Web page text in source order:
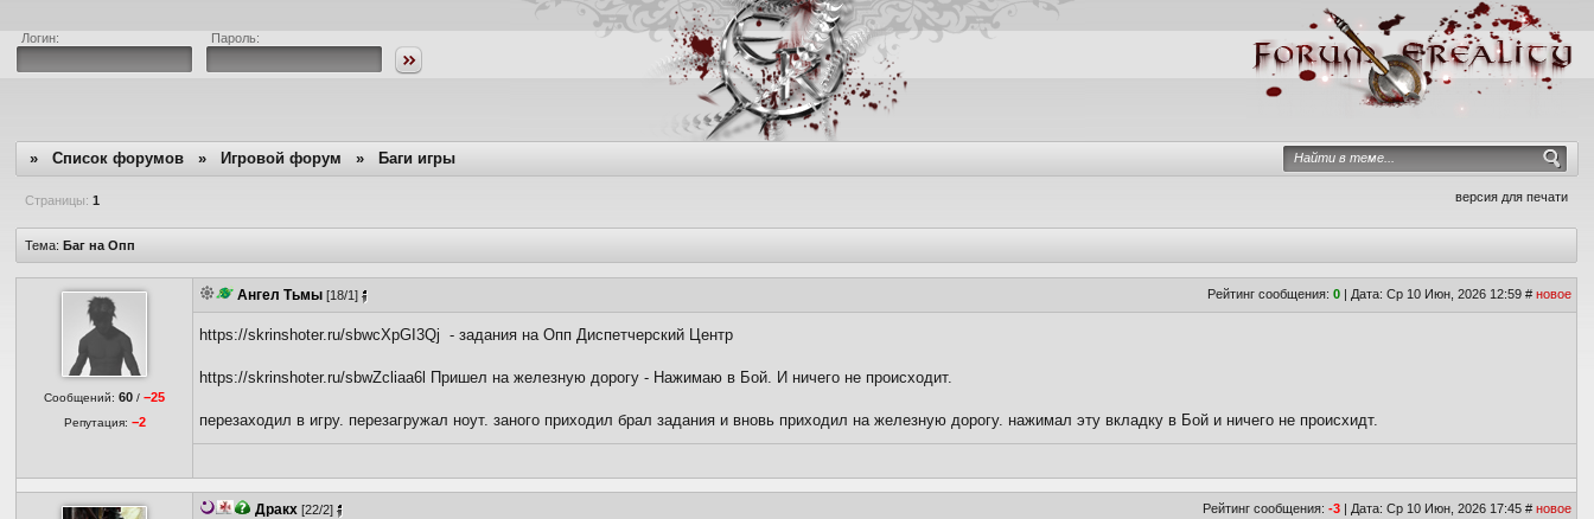
Логин: Пароль:
»Список форумов » Игровой форум » Баги игры
Страницы:1 версия для печати
Тема:Баг на Опп
Сообщений:60 /−25
Репутация: −2
Ангел Тьмы [18/1] Рейтинг сообщения:0 | Дата: Ср 10 Июн, 2026 12:59# новое
https://skrinshoter.ru/sbwcXpGI3Qj - задания на Опп Диспетчерский Центр
https://skrinshoter.ru/sbwZcliaa6l Пришел на железную дорогу - Нажимаю в Бой. И ничего не происходит.
перезаходил в игру. перезагружал ноут. заного приходил брал задания и вновь приходил на железную дорогу. нажимал эту вкладку в Бой и ничего не происхидт.
Дракх [22/2] Рейтинг сообщения:-3 | Дата: Ср 10 Июн, 2026 17:45# новое